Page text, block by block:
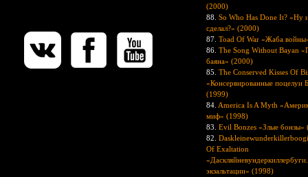
(2000)
88. So Who Has Done It? «Ну
сделал?» (2000)
87. Toad Of War «Жаба
86. The Song Without Bayan
баяна» (2000)
85. The Conserved Kisses Of
«Консервированные поцелуи
(1999)
84. America Is A Myth
миф» (1998)
83. Evil Bonzes «Злые бонзы»
82.
Of Exaltation
экзальтации» (1998)